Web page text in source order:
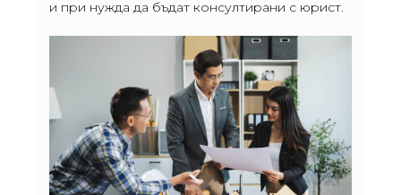
и при нужда да бъдат консултирани с юрист.